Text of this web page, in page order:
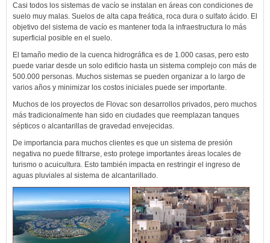
Casi todos los sistemas de vacío se instalan en áreas con condiciones de
suelo muy malas. Suelos de alta capa freática, roca dura o sulfato ácido. El
objetivo del sistema de vacío es mantener toda la infraestructura lo más
superficial posible en el suelo.
El tamaño medio de la cuenca hidrográfica es de 1.000 casas, pero esto
puede variar desde un solo edificio hasta un sistema complejo con más de
500.000 personas. Muchos sistemas se pueden organizar a lo largo de
varios años y minimizar los costos iniciales puede ser importante.
Muchos de los proyectos de Flovac son desarrollos privados, pero muchos
más tradicionalmente han sido en ciudades que reemplazan tanques
sépticos o alcantarillas de gravedad envejecidas.
De importancia para muchos clientes es que un sistema de presión
negativa no puede filtrarse, esto protege importantes áreas locales de
turismo o acuicultura. Esto también impacta en restringir el ingreso de
aguas pluviales al sistema de alcantarillado.